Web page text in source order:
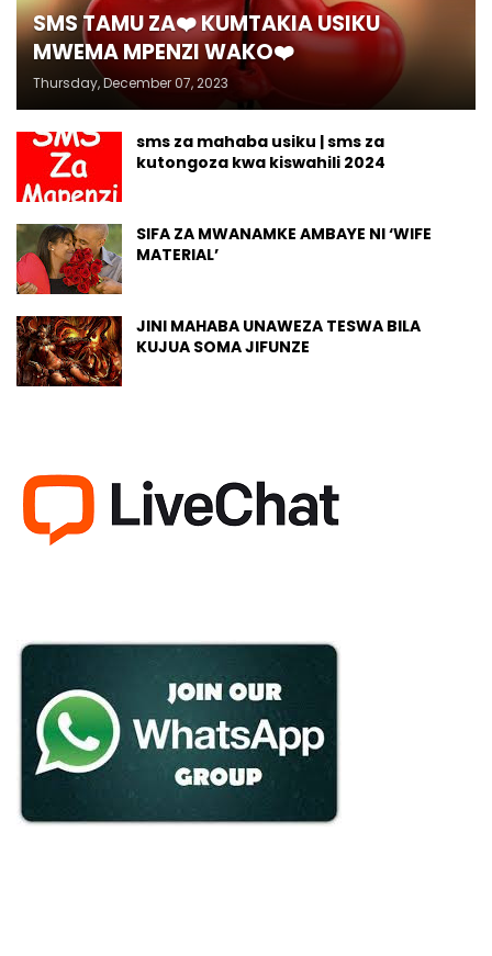
SMS TAMU ZA❤️ KUMTAKIA USIKU
MWEMA MPENZI WAKO❤️
Thursday, December 07, 2023
sms za mahaba usiku | sms za
kutongoza kwa kiswahili 2024
SIFA ZA MWANAMKE AMBAYE NI ‘WIFE
MATERIAL’
JINI MAHABA UNAWEZA TESWA BILA
KUJUA SOMA JIFUNZE